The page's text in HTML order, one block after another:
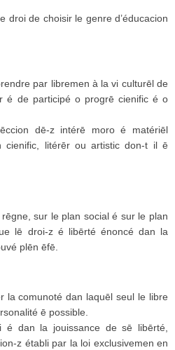
droi de choisir le genre d’éducacion
par libremen à la vi culturēl de
é de participé o progrē cienific é o
dē-z intérē moro é matériēl
cienific, litérēr ou artistic don-t il ē
sur le plan social é sur le plan
lē droi-z é libērté énoncé dan la
plēn ēfē.
la comunoté dan laquēl seul le libre
ē possible.
é dan la jouissance de sē libērté,
z établi par la loi exclusivemen en